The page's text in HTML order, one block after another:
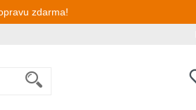
zdarma!